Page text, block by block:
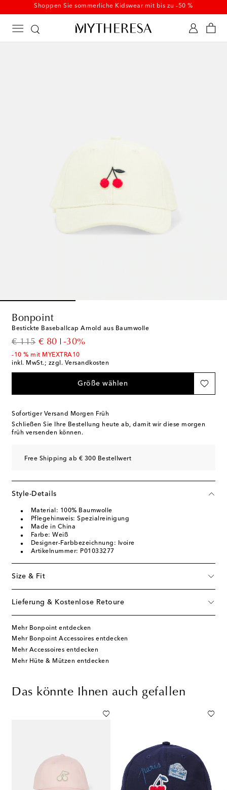
Startet jetzt: Kidswear Summer Sale
Bonpoint
Bestickte Baseballcap Arnold aus Baumwolle
€ 115
original price
€ 80
discount price
-30%
-10 % mit MYEXTRA10
inkl. MwSt.; zzgl. Versandkosten
Größe wählen
Sofortiger Versand Morgen Früh
Schließen Sie Ihre Bestellung heute ab, damit wir diese morgen
früh versenden können.
Free Shipping ab € 300 Bestellwert
Style-Details
Material: 100% Baumwolle
Pflegehinweis: Spezialreinigung
Made in China
Farbe: Weiß
Designer-Farbbezeichnung: Ivoire
Artikelnummer: P01033277
Size & Fit
Lieferung & Kostenlose Retoure
Mehr Bonpoint entdecken
Mehr Bonpoint Accessoires entdecken
Mehr Accessoires entdecken
Mehr Hüte & Mützen entdecken
Das könnte Ihnen auch gefallen